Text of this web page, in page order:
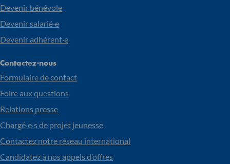
Devenir bénévole
Devenir salarié·e
Devenir adhérent·e
Contactez-nous
Formulaire de contact
Foire aux questions
Relations presse
Chargé·e·s de projet jeunesse
Contactez notre réseau international
Candidatez à nos appels d’offres